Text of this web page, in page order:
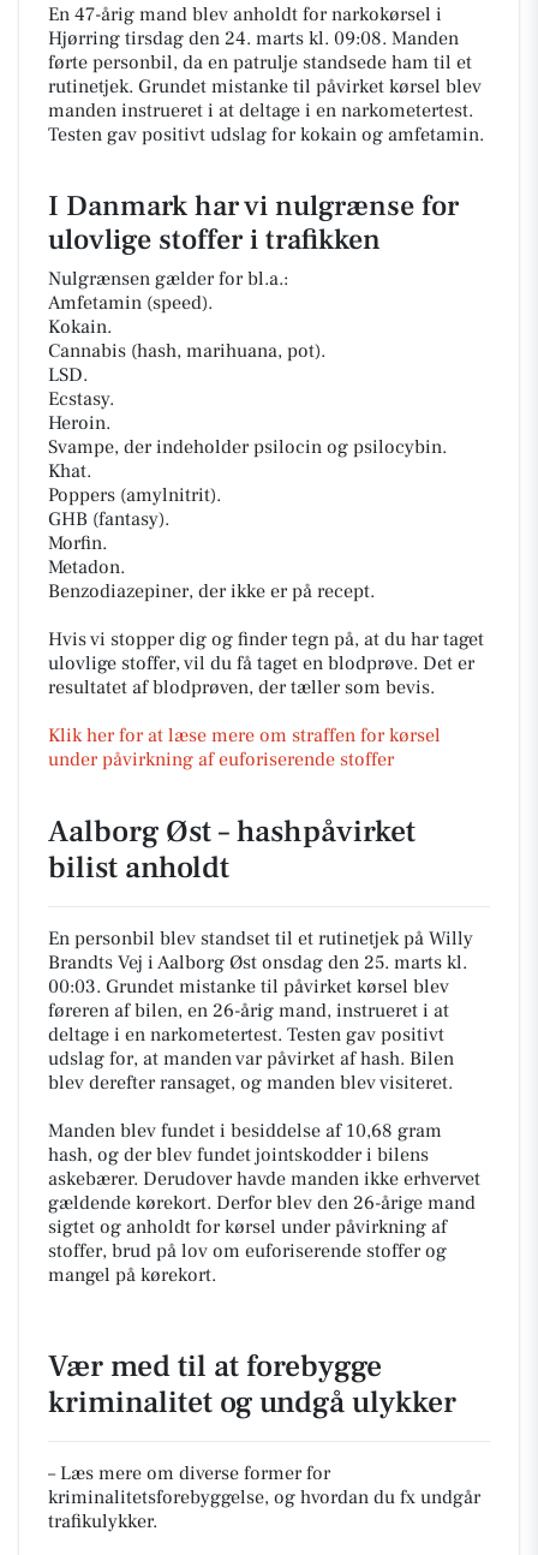
En 47-årig mand blev anholdt for narkokørsel i
Hjørring tirsdag den 24. marts kl. 09:08. Manden
førte personbil, da en patrulje standsede ham til et
rutinetjek. Grundet mistanke til påvirket kørsel blev
manden instrueret i at deltage i en narkometertest.
Testen gav positivt udslag for kokain og amfetamin.
I Danmark har vi nulgrænse for
ulovlige stoffer i trafikken
Nulgrænsen gælder for bl.a.:
Amfetamin (speed).
Kokain.
Cannabis (hash, marihuana, pot).
LSD.
Ecstasy.
Heroin.
Svampe, der indeholder psilocin og psilocybin.
Khat.
Poppers (amylnitrit).
GHB (fantasy).
Morfin.
Metadon.
Benzodiazepiner, der ikke er på recept.
Hvis vi stopper dig og finder tegn på, at du har taget
ulovlige stoffer, vil du få taget en blodprøve. Det er
resultatet af blodprøven, der tæller som bevis.
Klik her for at læse mere om straffen for kørsel
under påvirkning af euforiserende stoffer
Aalborg Øst – hashpåvirket
bilist anholdt
En personbil blev standset til et rutinetjek på Willy
Brandts Vej i Aalborg Øst onsdag den 25. marts kl.
00:03. Grundet mistanke til påvirket kørsel blev
føreren af bilen, en 26-årig mand, instrueret i at
deltage i en narkometertest. Testen gav positivt
udslag for, at manden var påvirket af hash. Bilen
blev derefter ransaget, og manden blev visiteret.
Manden blev fundet i besiddelse af 10,68 gram
hash, og der blev fundet jointskodder i bilens
askebærer. Derudover havde manden ikke erhvervet
gældende kørekort. Derfor blev den 26-årige mand
sigtet og anholdt for kørsel under påvirkning af
stoffer, brud på lov om euforiserende stoffer og
mangel på kørekort.
Vær med til at forebygge
kriminalitet og undgå ulykker
– Læs mere om diverse former for
kriminalitetsforebyggelse, og hvordan du fx undgår
trafikulykker.